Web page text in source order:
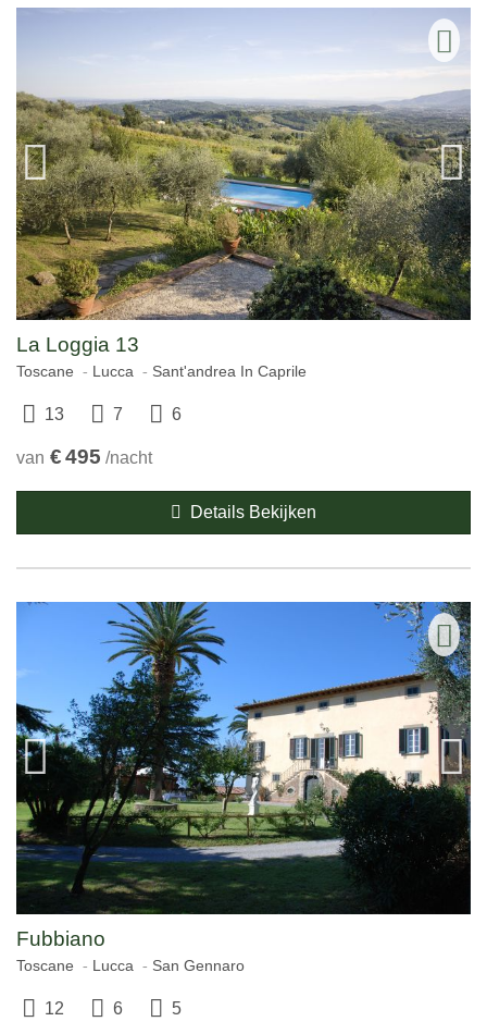
La Loggia 13
Toscane Lucca Sant'andrea In Caprile
13 7 6
van €495 /nacht
Details Bekijken
Fubbiano
Toscane Lucca San Gennaro
12 6 5